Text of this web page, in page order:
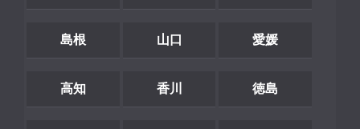
島根 山口 愛媛
高知 香川 徳島